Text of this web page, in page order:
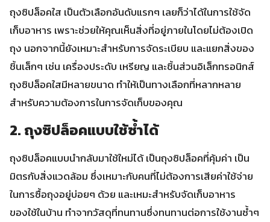
ถุงซิปล็อคใส เป็นตัวเลือกอันดับแรกๆ เลยก็ว่าได้ในการใช้จัด
เก็บอาหาร เพราะช่วยให้คุณเห็นสิ่งที่อยู่ภายในโดยไม่ต้องเปิด
ถุง นอกจากนี้ยังเหมาะสำหรับการจัดระเบียบ และแยกสิ่งของ
ชิ้นเล็กๆ เช่น เครื่องประดับ เหรียญ และชิ้นส่วนอิเล็กทรอนิกส์
ถุงซิปล็อคใสมีหลายขนาด ทำให้เป็นทางเลือกที่หลากหลาย
สำหรับความต้องการในการจัดเก็บของคุณ
2. ถุงซิปล็อคแบบใช้ซ้ำได้
ถุงซิปล็อคแบบนำกลับมาใช้ใหม่ได้ เป็นถุงซิปล็อคที่คุ้มค่า เป็น
มิตรกับสิ่งแวดล้อม ซึ่งเหมาะกับคนที่ไม่ต้องการเสียค่าใช้จ่าย
ในการซื้อถุงอยู่บ่อยๆ ด้วย และเหมะสำหรับจัดเก็บอาหาร
ของใช้ในบ้าน ทำจากวัสดุที่ทนทานซึ่งทนทานต่อการใช้งานซ้ำๆ